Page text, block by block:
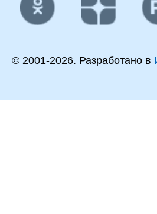
© 2001-2026. Разработано в